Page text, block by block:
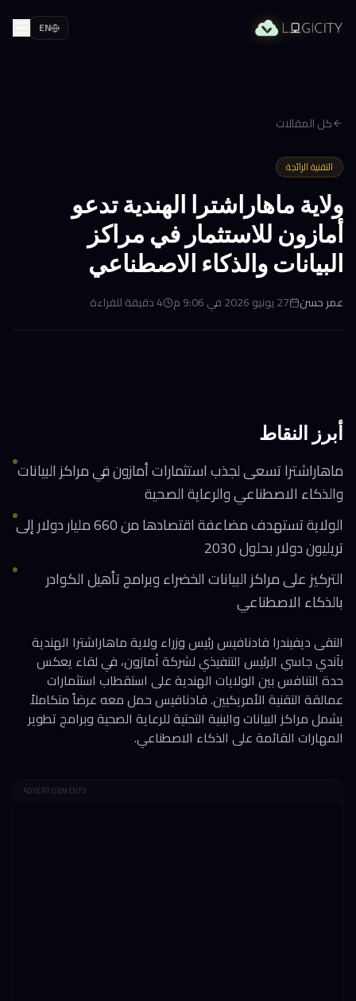
EN
كل المقالات
التقنية الرائجة
ولاية ماهاراشترا الهندية تدعو
أمازون للاستثمار في مراكز
البيانات والذكاء الاصطناعي
عمر حسن 27 يونيو 2026 في 9:06 م 4دقيقة للقراءة
أبرز النقاط
ماهاراشترا تسعى لجذب استثمارات أمازون في مراكز البيانات
والذكاء الاصطناعي والرعاية الصحية
الولاية تستهدف مضاعفة اقتصادها من 660 مليار دولار إلى
تريليون دولار بحلول 2030
التركيز على مراكز البيانات الخضراء وبرامج تأهيل الكوادر
بالذكاء الاصطناعي
التقى ديفيندرا فادنافيس رئيس وزراء ولاية ماهاراشترا الهندية
بآندي جاسي الرئيس التنفيذي لشركة أمازون، في لقاء يعكس
حدة التنافس بين الولايات الهندية على استقطاب استثمارات
عمالقة التقنية الأمريكيين. فادنافيس حمل معه عرضاً متكاملاً
يشمل مراكز البيانات والبنية التحتية للرعاية الصحية وبرامج تطوير
المهارات القائمة على الذكاء الاصطناعي.
ADVERTISEMENTS